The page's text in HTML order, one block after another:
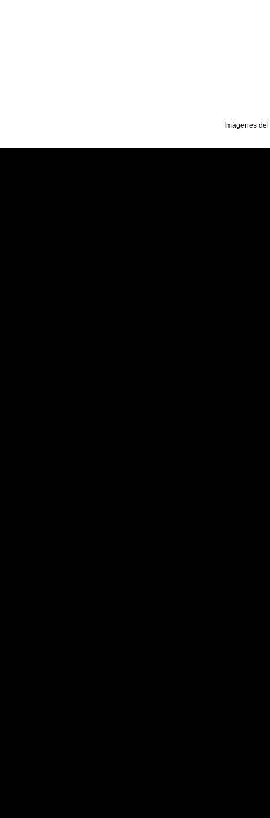
Imágenes